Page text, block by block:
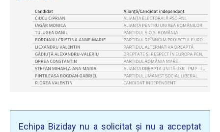
Echipa Biziday nu a solicitat și nu a acceptat